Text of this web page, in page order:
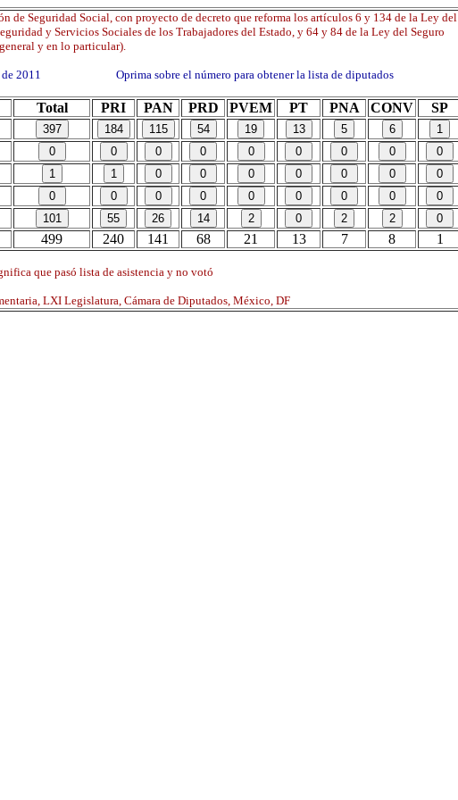
de Seguridad Social, con proyecto de decreto que reforma los artículos 6 y 134 de la Ley del
y Servicios Sociales de los Trabajadores del Estado, y 64 y 84 de la Ley del Seguro
y en lo particular).
de 2011 Oprima sobre el número para obtener la lista de diputados
Total PRI PAN PRD PVEM PT PNA CONV SP
499 240 141 68 21 13 7 8 1
que pasó lista de asistencia y no votó
LXI Legislatura, Cámara de Diputados, México, DF